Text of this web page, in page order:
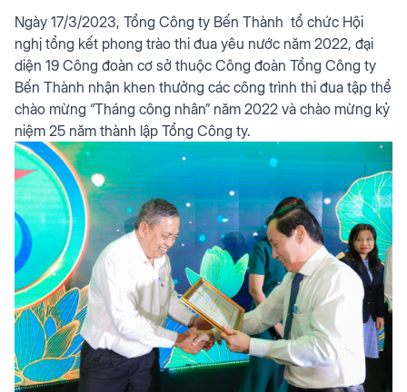
Ngày 17/3/2023, Tổng Công ty Bến Thành tổ chức Hội
nghị tổng kết phong trào thi đua yêu nước năm 2022, đại
diện 19 Công đoàn cơ sở thuộc Công đoàn Tổng Công ty
Bến Thành nhận khen thưởng các công trình thi đua tập thể
chào mừng “Tháng công nhân” năm 2022 và chào mừng kỷ
niệm 25 năm thành lập Tổng Công ty.